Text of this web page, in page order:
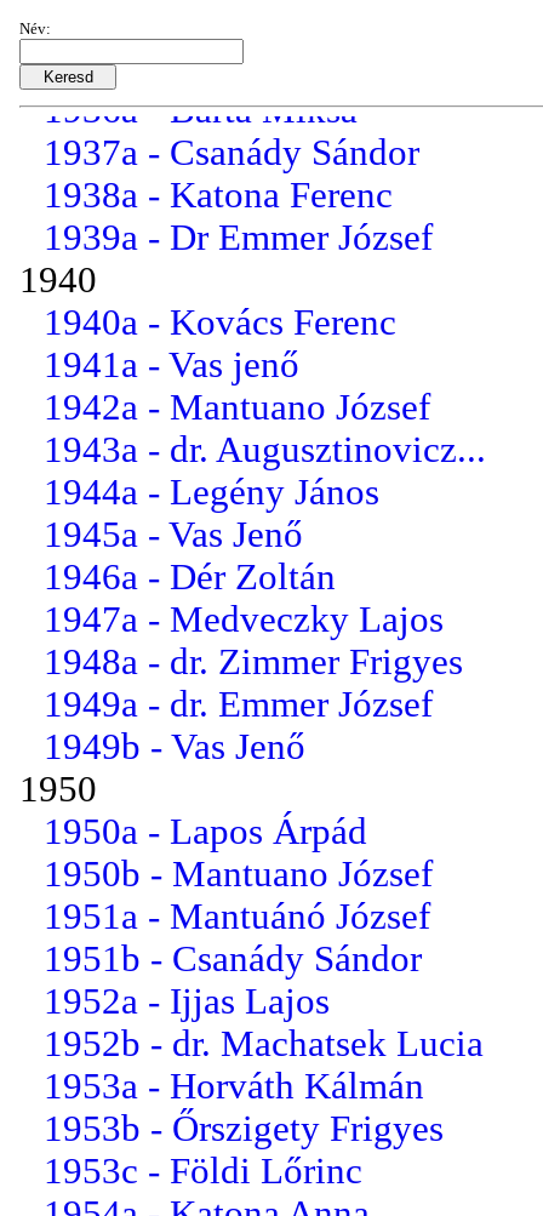
Név:1934a - Dr. Halász Gyula
1935a - Vas Jenő
1936a - Barta Miksa
1937a - Csanády Sándor
1938a - Katona Ferenc
1939a - Dr Emmer József
1940
1940a - Kovács Ferenc
1941a - Vas jenő
1942a - Mantuano József
1943a - dr. Augusztinovicz...
1944a - Legény János
1945a - Vas Jenő
1946a - Dér Zoltán
1947a - Medveczky Lajos
1948a - dr. Zimmer Frigyes
1949a - dr. Emmer József
1949b - Vas Jenő
1950
1950a - Lapos Árpád
1950b - Mantuano József
1951a - Mantuánó József
1951b - Csanády Sándor
1952a - Ijjas Lajos
1952b - dr. Machatsek Lucia
1953a - Horváth Kálmán
1953b - Őrszigety Frigyes
1953c - Földi Lőrinc